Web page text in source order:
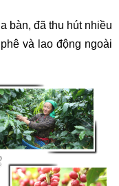
bàn, đã thu hút nhiều
và lao động ngoài